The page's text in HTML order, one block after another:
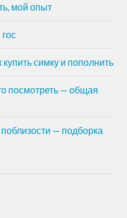
мой опыт
симку и пополнить
посмотреть — общая
— подборка